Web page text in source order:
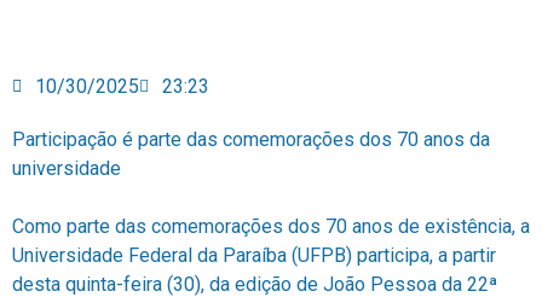
10/30/2025 23:23
Participação é parte das comemorações dos 70 anos da
universidade
Como parte das comemorações dos 70 anos de existência, a
Universidade Federal da Paraíba (UFPB) participa, a partir
desta quinta-feira (30), da edição de João Pessoa da 22ª